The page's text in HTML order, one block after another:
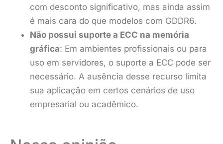
com desconto significativo, mas ainda assim
é mais cara do que modelos com GDDR6.
Não possui suporte a ECC na memória
gráfica: Em ambientes profissionais ou para
uso em servidores, o suporte a ECC pode ser
necessário. A ausência desse recurso limita
sua aplicação em certos cenários de uso
empresarial ou acadêmico.